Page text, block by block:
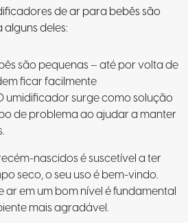
de ar para bebês são
deles:
são pequenas – até por volta de
ficar facilmente
umidificador surge como solução
de problema ao ajudar a manter
nascidos é suscetível a ter
seco, o seu uso é bem-vindo.
ar em um bom nível é fundamental
mais agradável.